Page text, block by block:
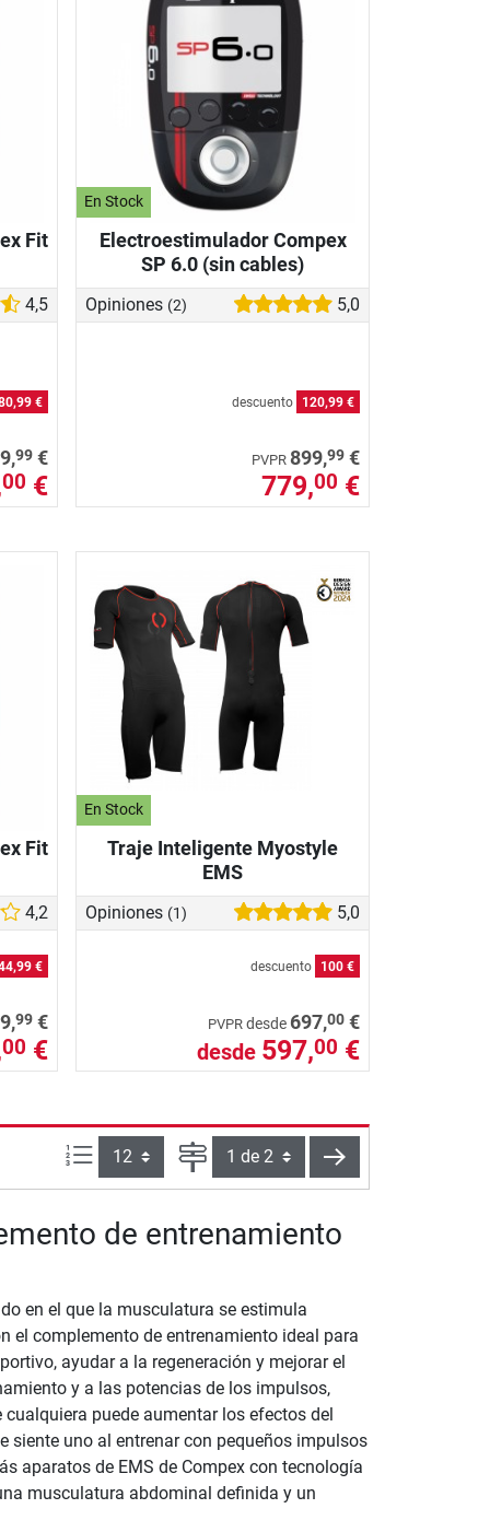
Fit
4,5
€
99 €
00 €
En Stock
Electroestimulador Compex
SP 6.0 (sin cables)
Opiniones (2) 5,0
descuento 120,99 €
PVPR 899,99 €
779,00 €
Fit
4,2
€
99 €
00 €
En Stock
Traje Inteligente Myostyle
EMS
Opiniones (1) 5,0
descuento 100 €
PVPR desde 697,00 €
desde 597,00 €
Artículos por página:
Página siguiente
de entrenamiento
en el que la musculatura se estimula
el complemento de entrenamiento ideal para
ayudar a la regeneración y mejorar el
y a las potencias de los impulsos,
puede aumentar los efectos del
siente uno al entrenar con pequeños impulsos
aparatos de EMS de Compex con tecnología
musculatura abdominal definida y un